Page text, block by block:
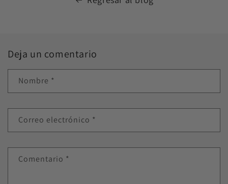
Deja un comentario
Nombre *
Correo electrónico *
Comentario *